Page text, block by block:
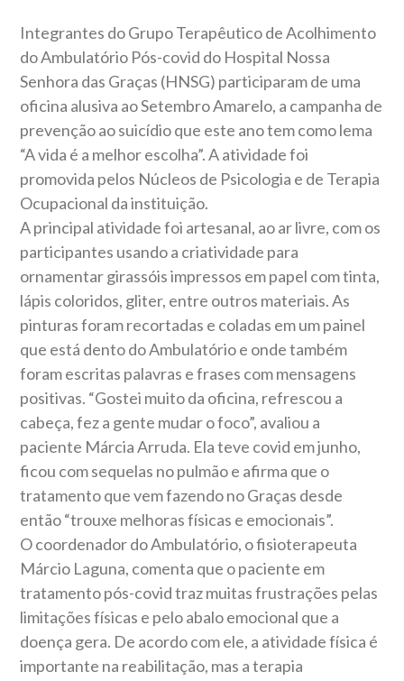
Integrantes do Grupo Terapêutico de Acolhimento
do Ambulatório Pós-covid do Hospital Nossa
Senhora das Graças (HNSG) participaram de uma
oficina alusiva ao Setembro Amarelo, a campanha de
prevenção ao suicídio que este ano tem como lema
“A vida é a melhor escolha”. A atividade foi
promovida pelos Núcleos de Psicologia e de Terapia
Ocupacional da instituição.
A principal atividade foi artesanal, ao ar livre, com os
participantes usando a criatividade para
ornamentar girassóis impressos em papel com tinta,
lápis coloridos, gliter, entre outros materiais. As
pinturas foram recortadas e coladas em um painel
que está dento do Ambulatório e onde também
foram escritas palavras e frases com mensagens
positivas. “Gostei muito da oficina, refrescou a
cabeça, fez a gente mudar o foco”, avaliou a
paciente Márcia Arruda. Ela teve covid em junho,
ficou com sequelas no pulmão e afirma que o
tratamento que vem fazendo no Graças desde
então “trouxe melhoras físicas e emocionais”.
O coordenador do Ambulatório, o fisioterapeuta
Márcio Laguna, comenta que o paciente em
tratamento pós-covid traz muitas frustrações pelas
limitações físicas e pelo abalo emocional que a
doença gera. De acordo com ele, a atividade física é
importante na reabilitação, mas a terapia